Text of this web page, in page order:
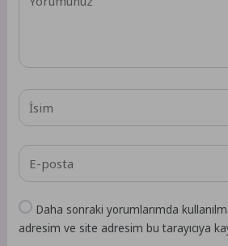
Daha sonraki yorumlarımda
adresim ve site adresim bu tarayıcıya